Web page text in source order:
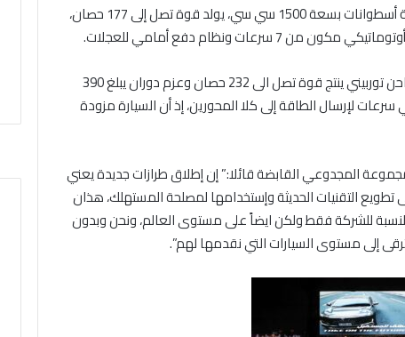
وبالحديث عن طراز UNI-T الجديد، تم تزويده بمحرك ذي أربعة أسطوانات بسعة 1500 سي سي، يولد قوة تصل إلى 177 حصان،
أما الطراز الآخر UNI- K ، فهو مزود بمحرك بسعة 2.0 لتر بشاحن توربيني ينتج قوة تصل الى 232 حصان وعزم دوران يبلغ 390
لإرسال الطاقة إلى كلا المحورين، إذ أن السيارة مزودة
المجدوعي القابضة قائلا:” إن إطلاق طرازات جديدة يعني
التقنيات الحديثة وإستخدامها لمصلحة المستهلك، هذان
للشركة فقط ولكن ايضاً على مستوى العالم، ونحن وبدون
إلى مستوى السيارات التي نقدمها لهم”.